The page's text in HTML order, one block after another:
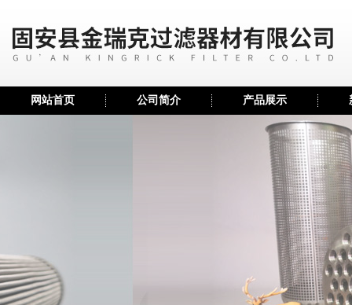
网站首页 公司简介 产品展示